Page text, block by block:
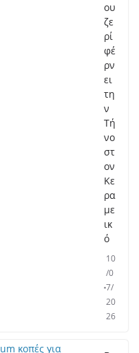
ου
ζε
ρί
φέ
ρν
ει
τη
ν
Τή
νο
στ
ον
Κε
ρα
με
ικ
ό
10
/0
7/
20
26